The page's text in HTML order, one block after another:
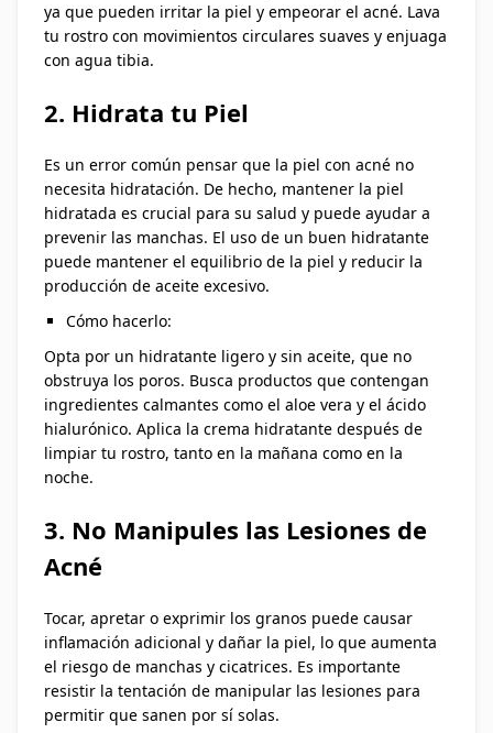
ya que pueden irritar la piel y empeorar el acné. Lava
tu rostro con movimientos circulares suaves y enjuaga
con agua tibia.
2. Hidrata tu Piel
Es un error común pensar que la piel con acné no
necesita hidratación. De hecho, mantener la piel
hidratada es crucial para su salud y puede ayudar a
prevenir las manchas. El uso de un buen hidratante
puede mantener el equilibrio de la piel y reducir la
producción de aceite excesivo.
Cómo hacerlo:
Opta por un hidratante ligero y sin aceite, que no
obstruya los poros. Busca productos que contengan
ingredientes calmantes como el aloe vera y el ácido
hialurónico. Aplica la crema hidratante después de
limpiar tu rostro, tanto en la mañana como en la
noche.
3. No Manipules las Lesiones de
Acné
Tocar, apretar o exprimir los granos puede causar
inflamación adicional y dañar la piel, lo que aumenta
el riesgo de manchas y cicatrices. Es importante
resistir la tentación de manipular las lesiones para
permitir que sanen por sí solas.